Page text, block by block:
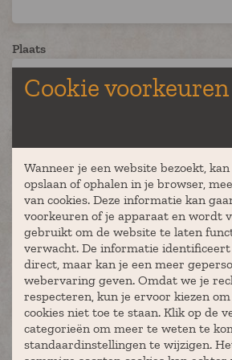
Plaats
Gewenste locatie
Geplande datum (niet verplicht)
Starttijd (niet verplicht)
Cookie voorkeuren
Wanneer je een website bezoekt,
opslaan of ophalen in je browser,
van cookies. Deze informatie kan
voorkeuren of je apparaat en wordt
gebruikt om de website te laten
verwacht. De informatie
direct, maar kan je een meer
webervaring geven. Omdat we je
respecteren, kun je ervoor kiezen
cookies niet toe te staan. Klik op de
categorieën om meer te weten te
standaardinstellingen te wijzigen.